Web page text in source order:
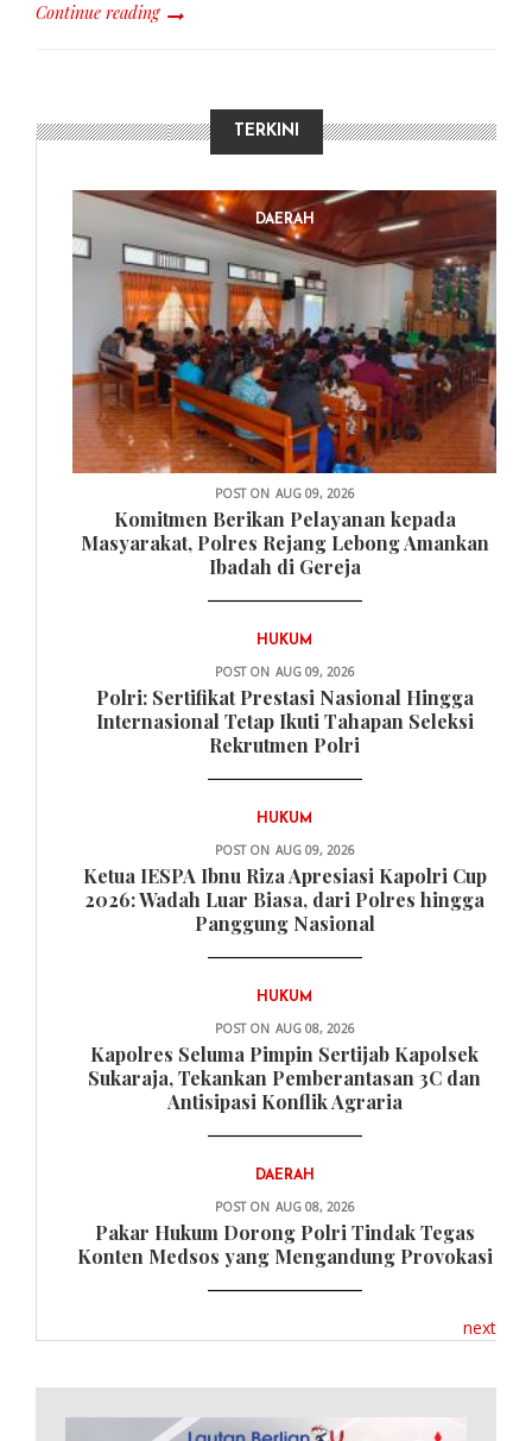
Continue reading
TERKINI
DAERAH
POST ON AUG 09, 2026
Komitmen Berikan Pelayanan kepada
Masyarakat, Polres Rejang Lebong Amankan
Ibadah di Gereja
HUKUM
POST ON AUG 09, 2026
Polri: Sertifikat Prestasi Nasional Hingga
Internasional Tetap Ikuti Tahapan Seleksi
Rekrutmen Polri
HUKUM
POST ON AUG 09, 2026
Ketua IESPA Ibnu Riza Apresiasi Kapolri Cup
2026: Wadah Luar Biasa, dari Polres hingga
Panggung Nasional
HUKUM
POST ON AUG 08, 2026
Kapolres Seluma Pimpin Sertijab Kapolsek
Sukaraja, Tekankan Pemberantasan 3C dan
Antisipasi Konflik Agraria
DAERAH
POST ON AUG 08, 2026
Pakar Hukum Dorong Polri Tindak Tegas
Konten Medsos yang Mengandung Provokasi
next